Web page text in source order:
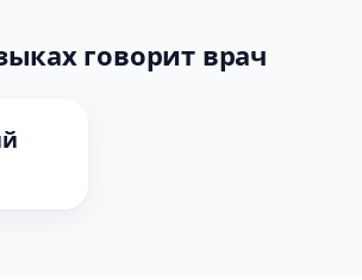
говорит врач